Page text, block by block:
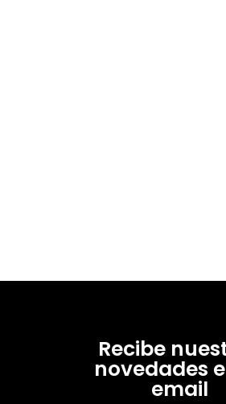
Recibe
novedades
email